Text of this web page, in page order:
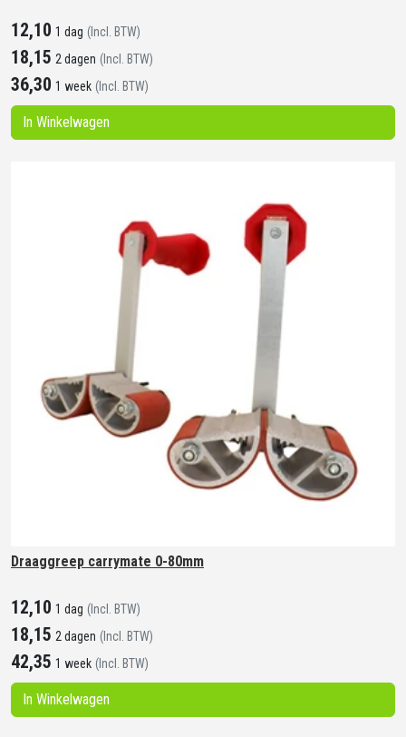
12,10 1 dag (Incl. BTW)
18,15 2 dagen (Incl. BTW)
36,30 1 week (Incl. BTW)
In Winkelwagen
Draaggreep carrymate 0-80mm
12,10 1 dag (Incl. BTW)
18,15 2 dagen (Incl. BTW)
42,35 1 week (Incl. BTW)
In Winkelwagen